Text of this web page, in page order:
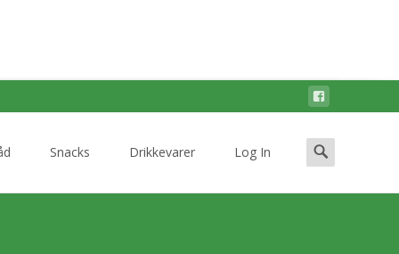
Snacks Drikkevarer Log In
Search
for: